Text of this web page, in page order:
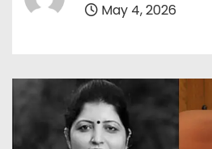
May 4, 2026